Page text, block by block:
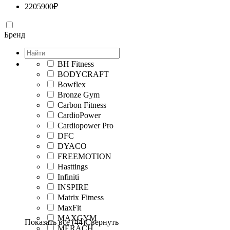
2205900₽
Бренд
BH Fitness
BODYCRAFT
Bowflex
Bronze Gym
Carbon Fitness
CardioPower
Cardiopower Pro
DFC
DYACO
FREEMOTION
Hasttings
Infiniti
INSPIRE
Matrix Fitness
MaxFit
MAXGYM
MERACH
Показать все (44)Свернуть